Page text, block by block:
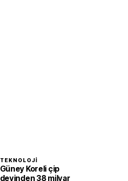
TEKNOLOJI
Güney Koreli çip
devinden 38 milyar